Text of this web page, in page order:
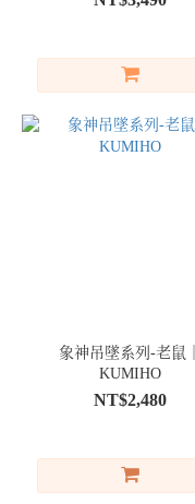
象神吊墜系列-老鼠｜
KUMIHO
NT$2,480